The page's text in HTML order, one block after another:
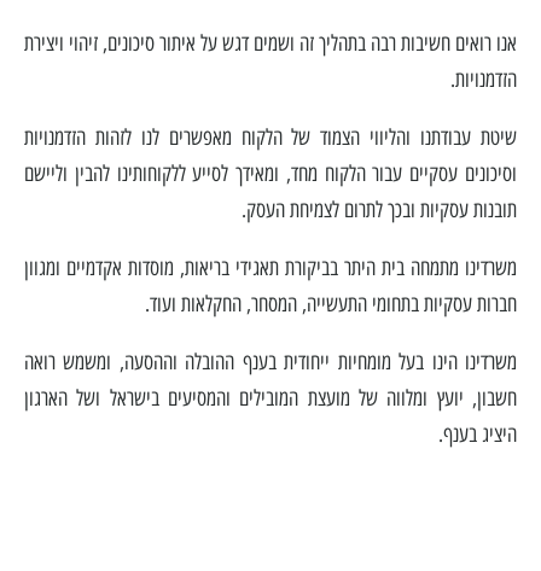
אנו רואים חשיבות רבה בתהליך זה ושמים דגש על איתור סיכונים, זיהוי ויצירת
הזדמנויות.
שיטת עבודתנו והליווי הצמוד של הלקוח מאפשרים לנו לזהות הזדמנויות
וסיכונים עסקיים עבור הלקוח מחד, ומאידך לסייע ללקוחותינו להבין וליישם
תובנות עסקיות ובכך לתרום לצמיחת העסק.
משרדינו מתמחה בית היתר בביקורת תאגידי בריאות, מוסדות אקדמיים ומגוון
חברות עסקיות בתחומי התעשייה, המסחר, החקלאות ועוד.
משרדינו הינו בעל מומחיות ייחודית בענף ההובלה וההסעה, ומשמש רואה
חשבון, יועץ ומלווה של מועצת המובילים והמסיעים בישראל ושל הארגון
היציג בענף.